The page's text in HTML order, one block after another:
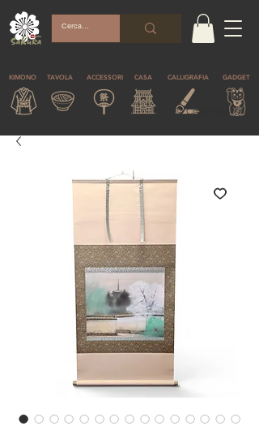
KIMONO TAVOLA ACCESSORI CASA CALLIGRAFIA GADGET
© Copyright